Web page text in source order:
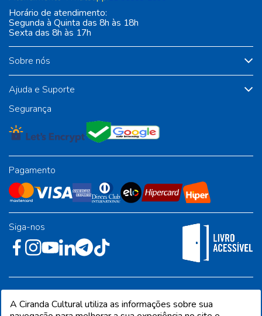
Sobre nós
Ajuda e Suporte
Horário de atendimento:
Segunda à Quinta das 8h às 18h
Sexta das 8h às 17h
Segurança
Pagamento
Siga-nos
Industrial - Jandira/SP - CEP 06612-001
A Ciranda Cultural utiliza as informações sobre sua